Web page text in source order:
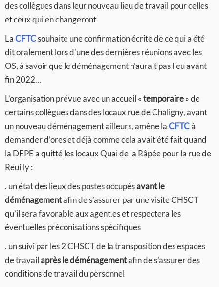
des collègues dans leur nouveau lieu de travail pour celles
et ceux qui en changeront.
LaCFTCsouhaite une confirmation écrite de ce qui a été
dit oralement lors d’une des dernières réunions avec les
OS, à savoir que le déménagement n’aurait pas lieu avant
fin 2022…
L’organisation prévue avec un accueil «temporaire» de
certains collègues dans des locaux rue de Chaligny, avant
un nouveau déménagement ailleurs, amène laCFTCà
demander d’ores et déjà comme cela avait été fait quand
la DFPE a quitté les locaux Quai de la Râpée pour la rue de
Reuilly :
. un état des lieux des postes occupésavant le
déménagementafin de s’assurer par une visite CHSCT
qu’il sera favorable aux agent.es et respectera les
éventuelles préconisations spécifiques
. un suivi par les 2 CHSCT de la transposition des espaces
de travailaprès le déménagementafin de s’assurer des
conditions de travail du personnel